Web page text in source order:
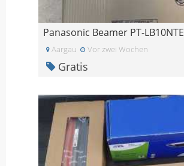
Panasonic Beamer PT-LB10NTE
Aargau Vor zwei Wochen
Gratis